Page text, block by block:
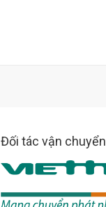
Đối tác vận chuyển